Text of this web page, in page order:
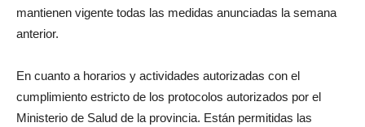
mantienen vigente todas las medidas anunciadas la semana
anterior.
En cuanto a horarios y actividades autorizadas con el
cumplimiento estricto de los protocolos autorizados por el
Ministerio de Salud de la provincia. Están permitidas las